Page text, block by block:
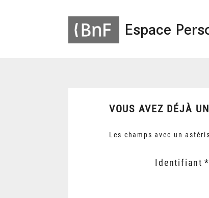
Espace
VOUS AVEZ DÉJÀ
Les champs avec un
Identifiant